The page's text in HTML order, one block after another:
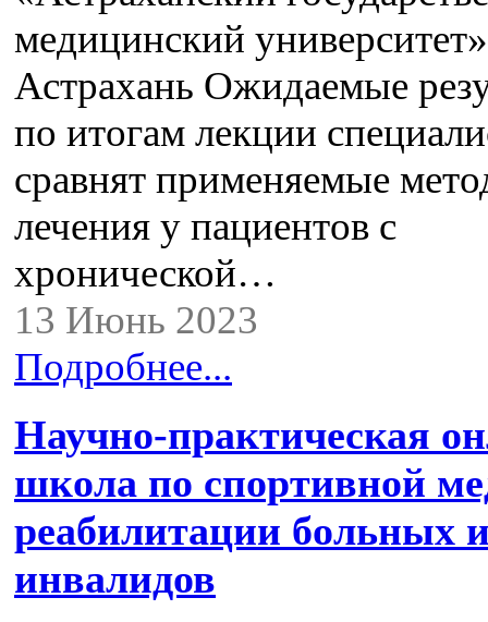
медицинский
Астрахань Ожидаемые
по итогам лекции
сравнят применяемые
лечения у пациентов с
хронической…
13 Июнь 2023
Подробнее...
Научно-практическая
школа по спортивной
реабилитации больных
инвалидов